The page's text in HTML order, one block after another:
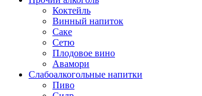
Коктейль
Винный напиток
Саке
Сетю
Плодовое вино
Авамори
Слабоалкогольные напитки
Пиво